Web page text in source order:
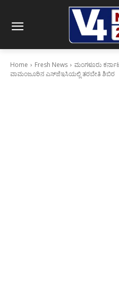
Home Fresh News
ಮಂಗಳೂರು
ವಾಮಂಜೂರಿನ ಎಸ್‌ಜೆಇಸಿಯಲ್ಲಿ ತರಬೇತಿ ಶಿಬಿರ